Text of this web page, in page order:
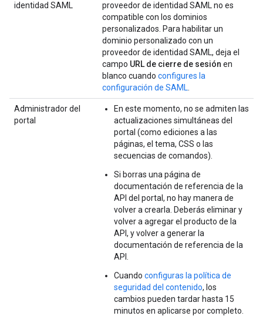
identidad SAML
proveedor de identidad SAML no es
compatible con los dominios
personalizados. Para habilitar un
dominio personalizado con un
proveedor de identidad SAML, deja el
campo URL de cierre de sesión en
blanco cuando configures la
configuración de SAML
Administrador del
portal
En este momento, no se admiten las
actualizaciones simultáneas del
portal (como ediciones a las
páginas, el tema, CSS o las
secuencias de comandos).
Si borras una página de
documentación de referencia de la
API del portal, no hay manera de
volver a crearla. Deberás eliminar y
volver a agregar el producto de la
API, y volver a generar la
documentación de referencia de la
API.
Cuando configuras la política de
seguridad del contenido, los
cambios pueden tardar hasta 15
minutos en aplicarse por completo.